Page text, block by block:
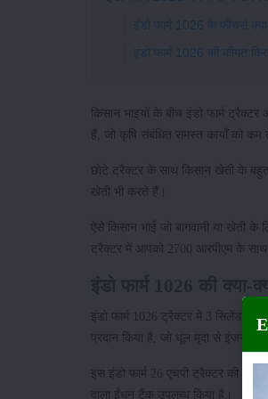
इंडो फार्म 1026 के फीचर्स
इंडो फार्म 1026 की कीमत
किसान भाइयों के बीच इंडो फार्म
हैं, जो कृषि संबंधित समस्त कार्यों को
छोटे ट्रैक्टर के साथ किसान खेती के
खेती भी करते हैं।
ऐसे किसान भाई जो बागवानी या खेती के
ट्रैक्टर में आपको 2700 आरपीएम के साथ
इंडो फार्म 1026 ट्रैक्टर में 3 सिलेंडर
प्रदान किया है, जो धूल मृदा से इंजन को
इस इंडो फार्म 26 एचपी ट्रैक्टर की
वाला ईंधन टैंक उपलब्ध किया है।